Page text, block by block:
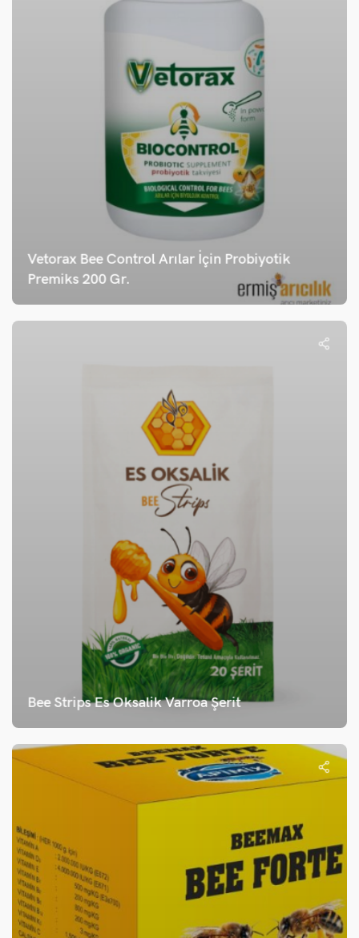
Vetorax Bee Control Arılar İçin Probiyotik
Premiks 200 Gr.
Bee Strips Es Oksalik Varroa Şerit